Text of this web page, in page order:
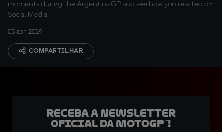
moments during the Argentina GP and see how you reacted on
Social Media
05 abr. 2019
COMPARTILHAR
Receba a newsletter
oficial da MotoGP™!